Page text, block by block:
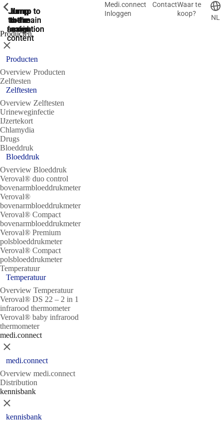
Jump
to the
search
Jump to
the main
navigation
Jump to
the main
navigation
Jump
to the
main
content
Jump
to the
footer
Medi.connect
Inloggen
ContactWaar te
koop?
NL
Producten
ShowPrevious
Sluit
Producten
Overview Producten
Zelftesten
ShowPrevious
Zelftesten
Overview Zelftesten
Urineweginfectie
IJzertekort
Chlamydia
Drugs
Bloeddruk
ShowPrevious
Bloeddruk
Overview Bloeddruk
Veroval® duo control
bovenarmbloeddrukmeter
Veroval®
bovenarmbloeddrukmeter
Veroval® Compact
bovenarmbloeddrukmeter
Veroval® Premium
polsbloeddrukmeter
Veroval® Compact
polsbloeddrukmeter
Temperatuur
ShowPrevious
Temperatuur
Overview Temperatuur
Veroval® DS 22 – 2 in 1
infrarood thermometer
Veroval® baby infrarood
thermometer
medi.connect
ShowPrevious
Sluit
medi.connect
Overview medi.connect
Distribution
kennisbank
ShowPrevious
Sluit
kennisbank
ShowPrevious
ShowPrevious
ShowPrevious